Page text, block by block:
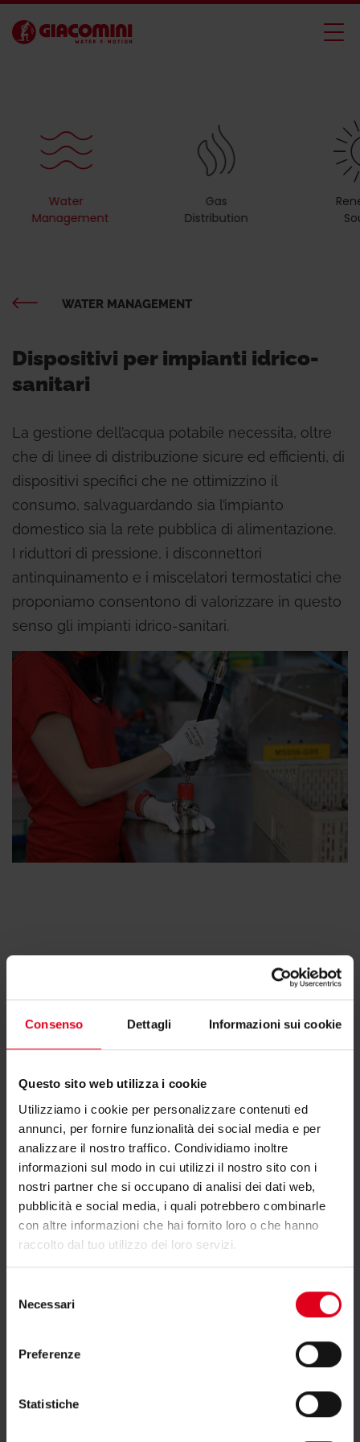
Consenso Dettagli Informazioni sui cookie
Questo sito web utilizza i cookie
Utilizziamo i cookie per personalizzare contenuti ed
annunci, per fornire funzionalità dei social media e per
analizzare il nostro traffico. Condividiamo inoltre
informazioni sul modo in cui utilizzi il nostro sito con i
nostri partner che si occupano di analisi dei dati web,
pubblicità e social media, i quali potrebbero combinarle
con altre informazioni che hai fornito loro o che hanno
raccolto dal tuo utilizzo dei loro servizi.
delNecessari
Preferenze
Statistiche
Water
Management
Gas
Distribution
WATER MANAGEMENT
Dispositivi per impianti idrico-
sanitari
La gestione dell’acqua potabile necessita, oltre
che di linee di distribuzione sicure ed efficienti, di
dispositivi specifici che ne ottimizzino il
consumo, salvaguardando sia l’impianto
domestico sia la rete pubblica di alimentazione.
I riduttori di pressione, i disconnettori
antinquinamento e i miscelatori termostatici che
proponiamo consentono di valorizzare in questo
senso gli impianti idrico-sanitari.
Approfondisci le nostre soluzioni
distintive